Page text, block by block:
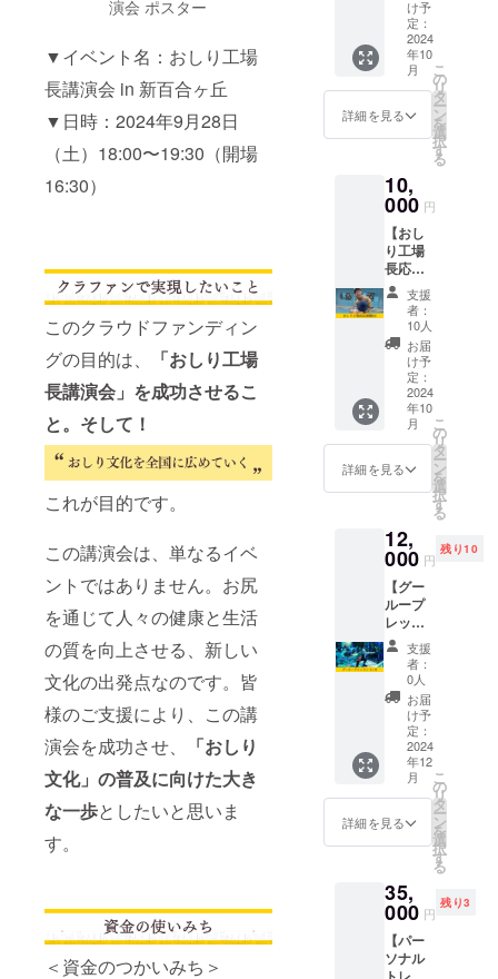
演会 ポスター
▼イベント名：おしり工場
長講演会 in 新百合ヶ丘
▼日時：2024年9月28日
（土）18:00〜19:30（開場
16:30）
このクラウドファンディン
グの目的は、
「おしり工場
長講演会」を成功させるこ
と。そして！
これが目的です。
この講演会は、単なるイベ
ントではありません。お尻
を通じて人々の健康と生活
の質を向上させる、新しい
文化の出発点なのです。皆
様のご支援により、この講
演会を成功させ、
「おしり
文化」の普及に向けた大き
な一歩としたいと思いま
す。
＜資金のつかいみち＞
しま
す。 ・
確定ス
ジュー
ルにご
参加い
でも、
支援金
の返金
は致し
かねま
すの
で、予
めご了
承くだ
さい。
セージ
は、
CAMPF
IREの
メッ
セージ
機能か
【お知
らせ】
せ支援
が可能
です。
応援よ
ろしく
お願い
たしま
す。
長を、
ただた
だ応援
してい
ただけ
ます ・
おしり
お礼の
メッ
セージ
をお送
りしま
す 【注
意事
項】 ・
このリ
ターン
は2,000
円のリ
ターン
と同じ
内容に
なりま
す。 ・
は、
CAMPF
メッ
セージ
機能か
らお送
りしま
す。
【お知
らせ】
・上乗
せ支援
が可能
です。
応援よ
ろしく
け予
定：
2024
年10
月
詳細を見る
こ
の
リ
タ
ー
ン
を
選
択
す
る
10,
000 円
【おし
り工場
長応援
権
SS（10,
000
円）】
・おし
り工場
長を、
ただた
だ応援
してい
ただけ
ます ・
より、
お礼の
メッ
セージ
をお送
りしま
す 【注
意事
項】 ・
このリ
ターン
は2,000
円およ
び5,000
円のリ
ターン
と同じ
お礼の
メッ
は、
CAMPF
支援
者：
10人
お届
け予
定：
2024
年10
月
詳細を見る
こ
の
リ
タ
ー
ン
を
選
択
す
る
12,
000 円
残り10
【グー
ループ
レッス
ン
「レッ
ツ！お
し
り！！
」1ヶ月
参加
権】 ★
既存月
額プラ
ンメン
バーさ
「レッ
ツ！お
し
り！！
」の1ヶ
支援
者：
0人
お届
け予
定：
2024
年12
月
詳細を見る
こ
の
リ
タ
ー
ン
を
選
択
す
る
35,
000 円
残り3
【パー
ソナル